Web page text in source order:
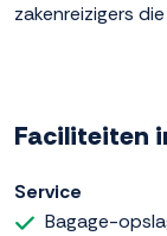
zakenreizigers
Faciliteiten
Service
Bagage-